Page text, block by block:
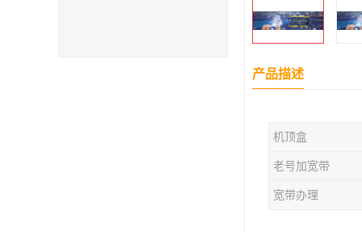
产品描述
机顶盒
老号加宽带
宽带办理